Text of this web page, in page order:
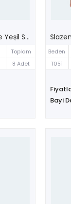
Slazenger KATHLEENA IN Kadın Oversıze Yeşil Sweatshırt
Toplam
8 Adet
Beden
T051
Bayi